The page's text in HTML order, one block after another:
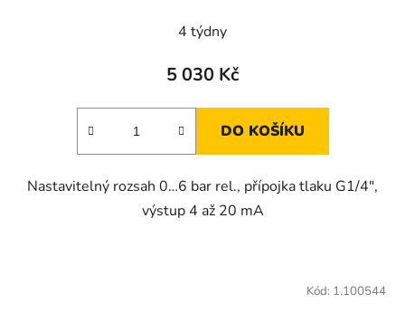
4 týdny
5 030 Kč
DO KOŠÍKU
Nastavitelný rozsah 0…6 bar rel., přípojka tlaku G1/4",
výstup 4 až 20 mA
Kód: 1.100544